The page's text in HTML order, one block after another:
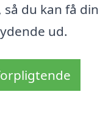
du kan få din
ud.